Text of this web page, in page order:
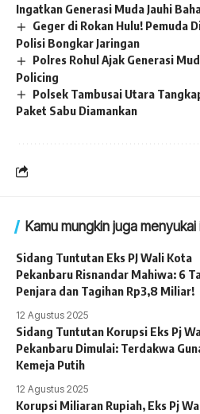
Ingatkan Generasi Muda Jauhi
Geger di Rokan Hulu! Pemuda
Polisi Bongkar Jaringan
Polres Rohul Ajak Generasi
Policing
Polsek Tambusai Utara
Paket Sabu Diamankan
Kamu mungkin juga menyukai
Sidang Tuntutan Eks PJ Wali Kota
Pekanbaru Risnandar Mahiwa: 6
Penjara dan Tagihan Rp3,8 Miliar!
12 Agustus 2025
Sidang Tuntutan Korupsi Eks Pj
Pekanbaru Dimulai: Terdakwa
Kemeja Putih
12 Agustus 2025
Korupsi Miliaran Rupiah, Eks Pj